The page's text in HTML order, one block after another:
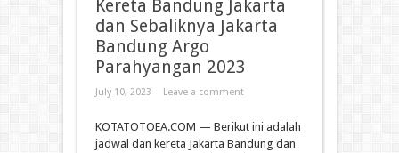
Kereta Bandung Jakarta
dan Sebaliknya Jakarta
Bandung Argo
Parahyangan 2023
July 10, 2023 Leave a comment
KOTATOTOEA.COM — Berikut ini adalah
jadwal dan kereta Jakarta Bandung dan